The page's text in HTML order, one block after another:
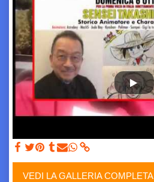
VEDI LA GALLERIA COMPLETA